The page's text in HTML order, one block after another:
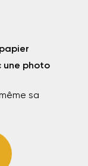
une photo
sa